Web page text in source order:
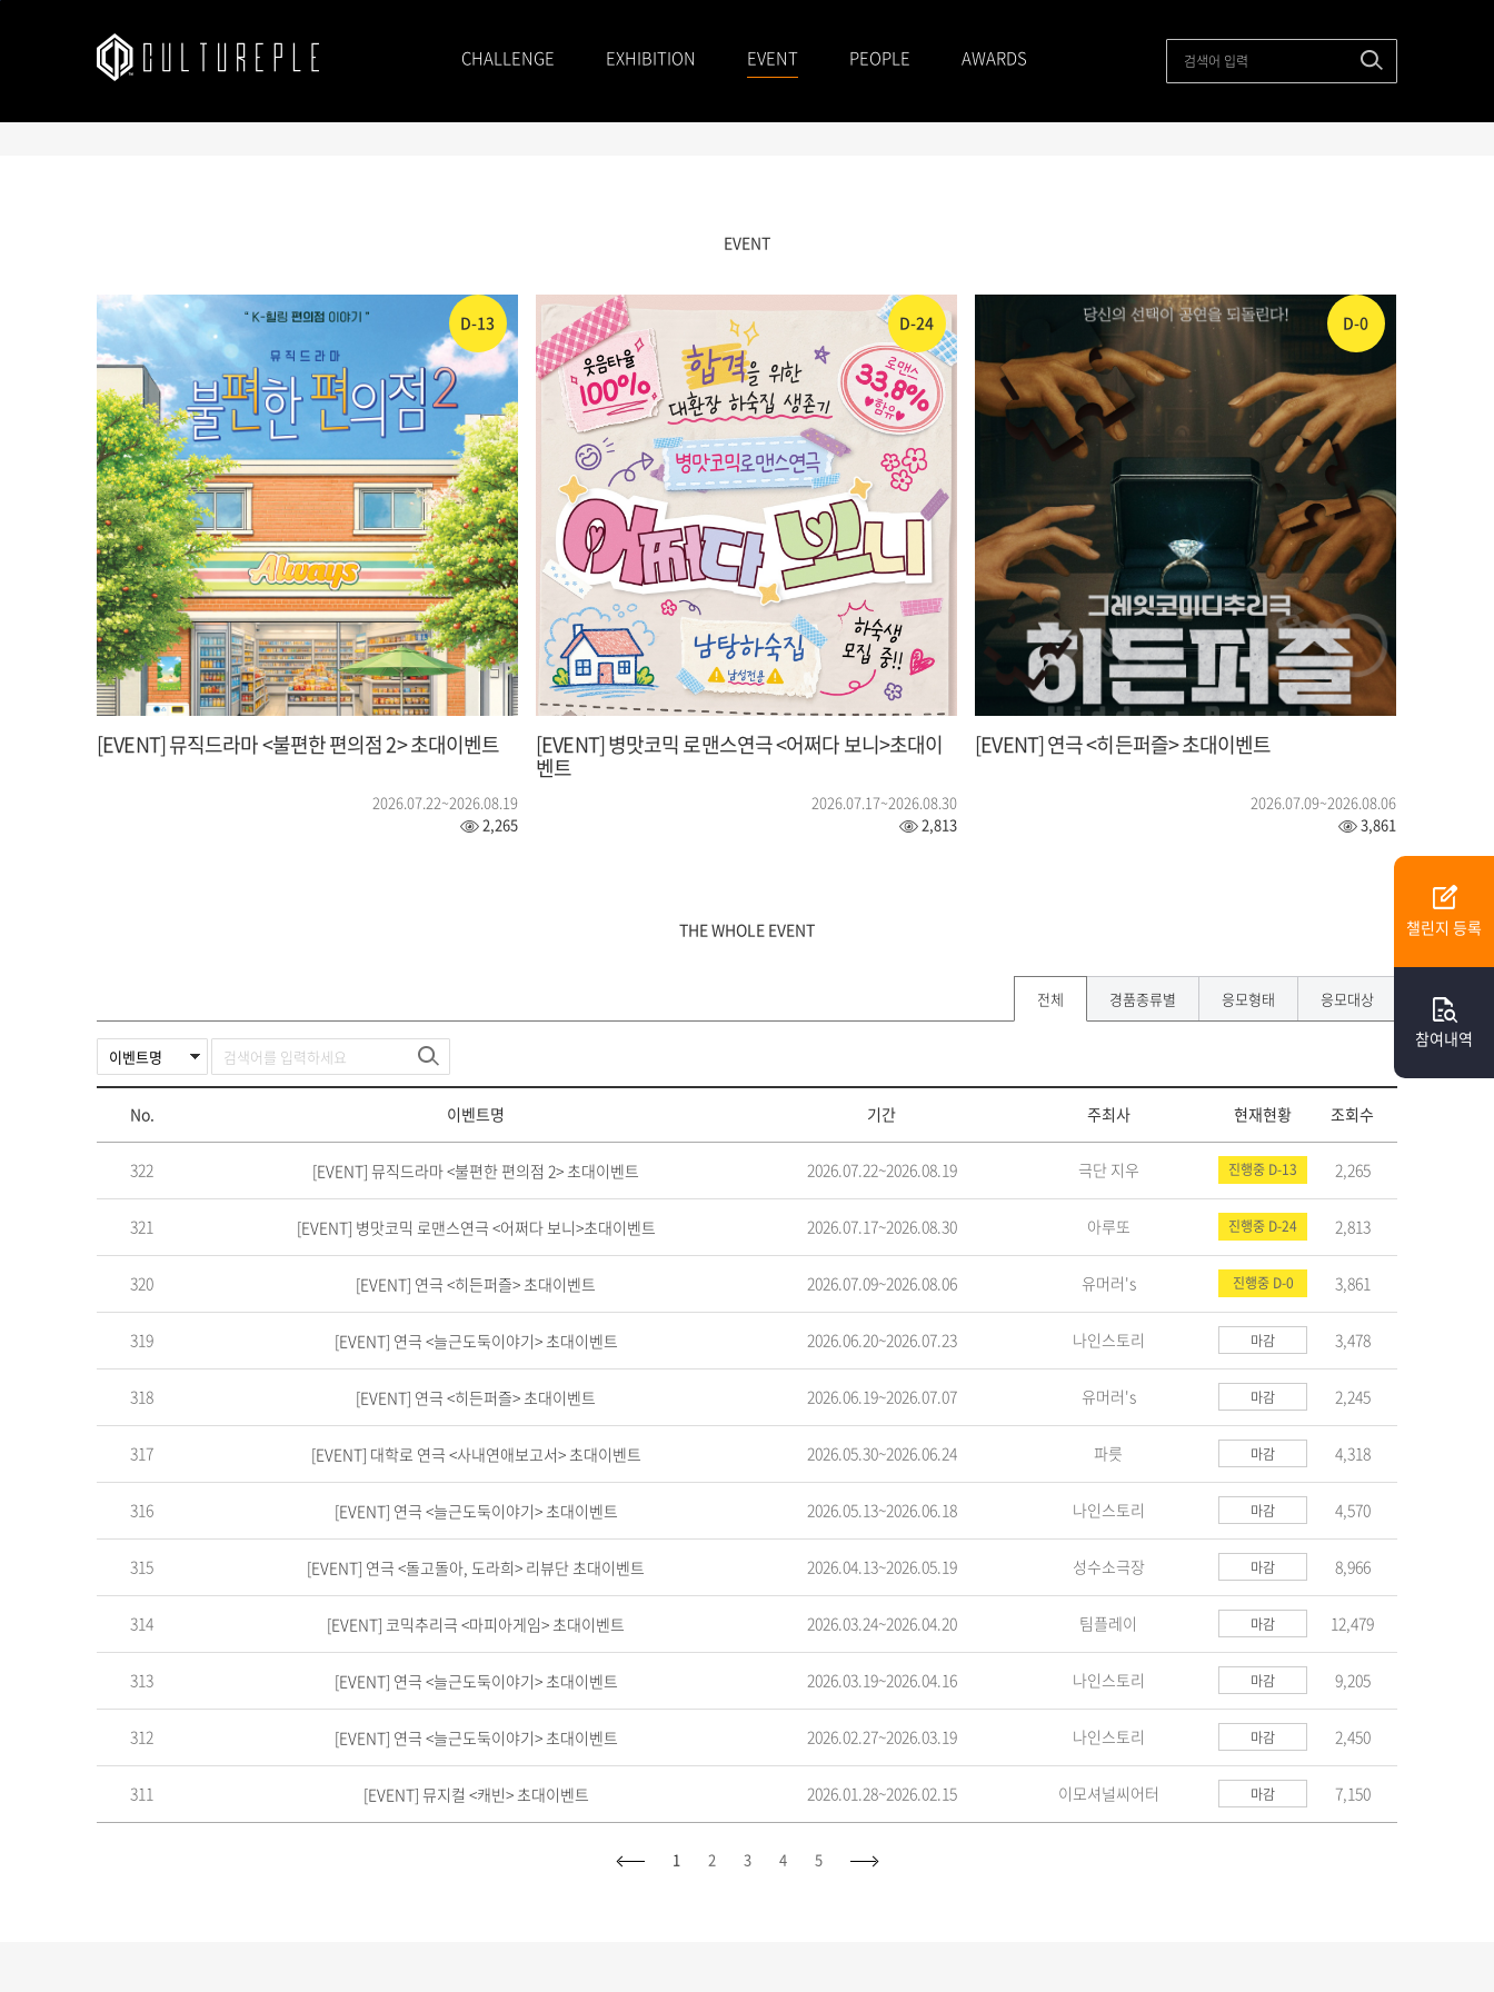
CHALLENGE EXHIBITION EVENT PEOPLE AWARDS
edit_square
챌린지 등록
quick_reference_all
참여내역
EVENT
D-13
[EVENT] 뮤직드라마 <불편한 편의점 2> 초대이벤트
2026.07.22~2026.08.19
2,265
D-24
[EVENT] 병맛코믹 로맨스연극 <어쩌다 보니>초대이
벤트
2026.07.17~2026.08.30
2,813
D-0
[EVENT] 연극 <히든퍼즐> 초대이벤트
2026.07.09~2026.08.06
3,861
THE WHOLE EVENT
전체 경품종류별 응모형태 응모대상
No. 이벤트명 기간 주최사 현재현황 조회수
322 [EVENT] 뮤직드라마 <불편한 편의점 2> 초대이벤트 2026.07.22~2026.08.19 극단 지우 진행중 D-13 2,265
321 [EVENT] 병맛코믹 로맨스연극 <어쩌다 보니>초대이벤트 2026.07.17~2026.08.30 아루또 진행중 D-24 2,813
320 [EVENT] 연극 <히든퍼즐> 초대이벤트 2026.07.09~2026.08.06 유머러's 진행중 D-0 3,861
319 [EVENT] 연극 <늘근도둑이야기> 초대이벤트 2026.06.20~2026.07.23 나인스토리 마감 3,478
318 [EVENT] 연극 <히든퍼즐> 초대이벤트 2026.06.19~2026.07.07 유머러's 마감 2,245
317 [EVENT] 대학로 연극 <사내연애보고서> 초대이벤트 2026.05.30~2026.06.24 파릇 마감 4,318
316 [EVENT] 연극 <늘근도둑이야기> 초대이벤트 2026.05.13~2026.06.18 나인스토리 마감 4,570
315 [EVENT] 연극 <돌고돌아, 도라희> 리뷰단 초대이벤트 2026.04.13~2026.05.19 성수소극장 마감 8,966
314 [EVENT] 코믹추리극 <마피아게임> 초대이벤트 2026.03.24~2026.04.20 팀플레이 마감 12,479
313 [EVENT] 연극 <늘근도둑이야기> 초대이벤트 2026.03.19~2026.04.16 나인스토리 마감 9,205
312 [EVENT] 연극 <늘근도둑이야기> 초대이벤트 2026.02.27~2026.03.19 나인스토리 마감 2,450
311 [EVENT] 뮤지컬 <캐빈> 초대이벤트 2026.01.28~2026.02.15 이모셔널씨어터 마감 7,150
1 2 3 4 5